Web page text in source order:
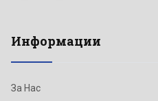
Информации
За Нас